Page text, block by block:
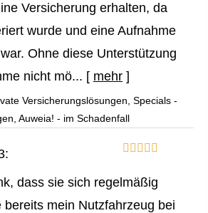
Versicherung erhalten, da
wurde und eine Aufnahme
Ohne diese Unterstützung
nicht mö... [ mehr ]
Versicherungslösungen, Specials -
Auweia! - im Schadenfall
dass sie sich regelmäßig
bereits mein Nutzfahrzeug bei